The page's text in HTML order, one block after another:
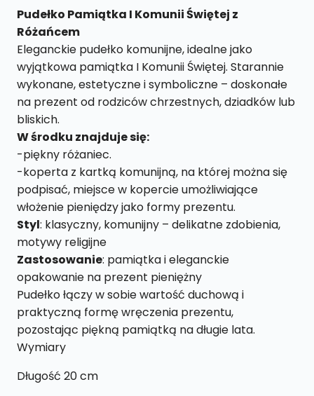
Różańcem PZR1
Pudełko Pamiątka I Komunii Świętej z
Różańcem
Eleganckie pudełko komunijne, idealne jako
wyjątkowa pamiątka I Komunii Świętej. Starannie
wykonane, estetyczne i symboliczne – doskonałe
na prezent od rodziców chrzestnych, dziadków lub
bliskich.
W środku znajduje się:
-piękny różaniec.
-koperta z kartką komunijną, na której można się
podpisać, miejsce w kopercie umożliwiające
włożenie pieniędzy jako formy prezentu.
Styl: klasyczny, komunijny – delikatne zdobienia,
motywy religijne
Zastosowanie: pamiątka i eleganckie
opakowanie na prezent pieniężny
Pudełko łączy w sobie wartość duchową i
praktyczną formę wręczenia prezentu,
pozostając piękną pamiątką na długie lata.
Wymiary
Długość 20 cm